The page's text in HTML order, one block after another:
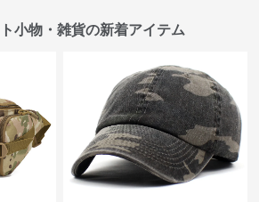
小物・雑貨の新着アイテム